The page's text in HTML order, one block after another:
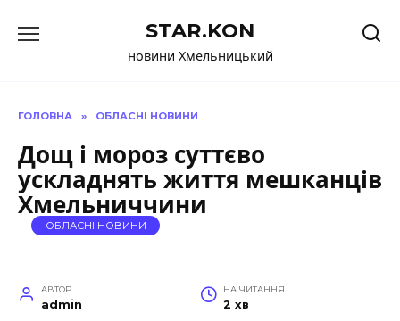
до
STAR.KON
новини Хмельницький
ГОЛОВНА » ОБЛАСНІ НОВИНИ
Дощ і мороз суттєво
ускладнять життя мешканців
Хмельниччини
ОБЛАСНІ НОВИНИ
АВТОР
admin
НА ЧИТАННЯ
2 хв